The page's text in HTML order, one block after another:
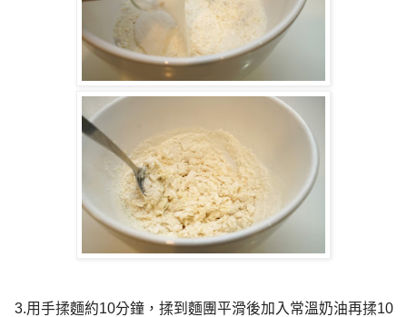
3.用手揉麵約10分鐘，揉到麵團平滑後加入常溫奶油再揉10